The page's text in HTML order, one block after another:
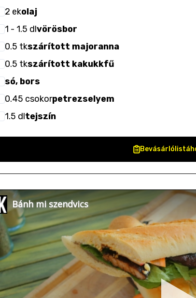
2 ekolaj
1 - 1.5 dlvörösbor
0.5 tkszárított majoranna
0.5 tkszárított kakukkfű
só, bors
0.45 csokorpetrezselyem
1.5 dltejszín